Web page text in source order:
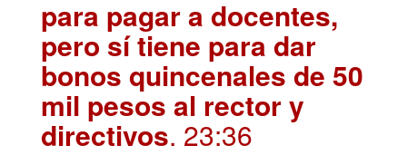
para pagar a docentes,
pero sí tiene para dar
bonos quincenales de 50
mil pesos al rector y
directivos. 23:36